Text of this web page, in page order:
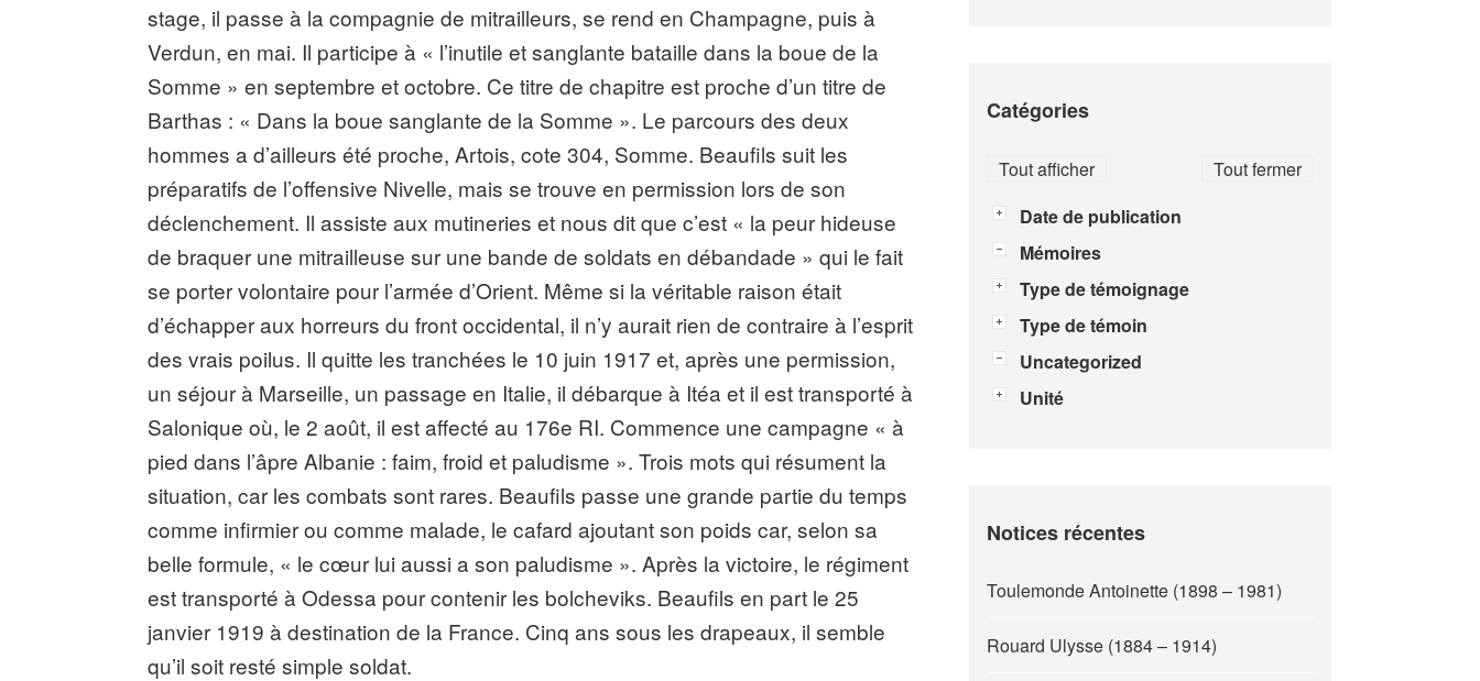
stage, il passe à la compagnie de mitrailleurs, se rend en Champagne, puis à
Verdun, en mai. Il participe à « l’inutile et sanglante bataille dans la boue de la
Somme » en septembre et octobre. Ce titre de chapitre est proche d’un titre de
Barthas : « Dans la boue sanglante de la Somme ». Le parcours des deux
hommes a d’ailleurs été proche, Artois, cote 304, Somme. Beaufils suit les
préparatifs de l’offensive Nivelle, mais se trouve en permission lors de son
déclenchement. Il assiste aux mutineries et nous dit que c’est « la peur hideuse
de braquer une mitrailleuse sur une bande de soldats en débandade » qui le fait
se porter volontaire pour l’armée d’Orient. Même si la véritable raison était
d’échapper aux horreurs du front occidental, il n’y aurait rien de contraire à l’esprit
des vrais poilus. Il quitte les tranchées le 10 juin 1917 et, après une permission,
un séjour à Marseille, un passage en Italie, il débarque à Itéa et il est transporté à
Salonique où, le 2 août, il est affecté au 176e RI. Commence une campagne « à
pied dans l’âpre Albanie : faim, froid et paludisme ». Trois mots qui résument la
situation, car les combats sont rares. Beaufils passe une grande partie du temps
comme infirmier ou comme malade, le cafard ajoutant son poids car, selon sa
belle formule, « le cœur lui aussi a son paludisme ». Après la victoire, le régiment
est transporté à Odessa pour contenir les bolcheviks. Beaufils en part le 25
janvier 1919 à destination de la France. Cinq ans sous les drapeaux, il semble
qu’il soit resté simple soldat.
Catégories
Tout fermer
Tout afficher
Date de publication
Mémoires
Type de témoignage
Type de témoin
Uncategorized
Unité
Notices récentes
Toulemonde Antoinette (1898 – 1981)
Rouard Ulysse (1884 – 1914)